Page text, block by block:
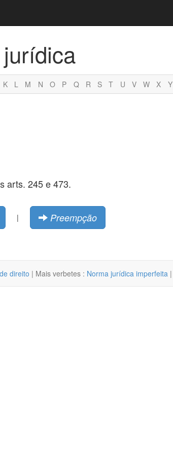
K L M N O P Q R S T U V W X Y
arts. 245 e 473.
| Preempção
direito | Mais verbetes : Norma jurídica imperfeita |